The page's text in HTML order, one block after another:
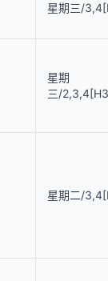
星期三/
星期
三/
星期二/